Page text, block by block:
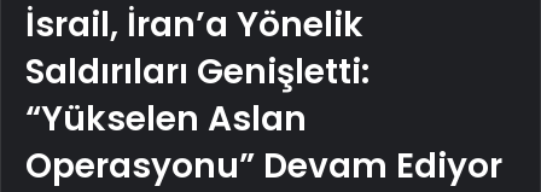
İsrail, İran’a Yönelik
Saldırıları Genişletti:
“Yükselen Aslan
Operasyonu” Devam Ediyor